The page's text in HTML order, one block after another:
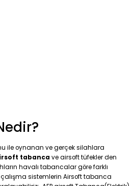
ile oynanan ve gerçek silahlara
tabanca ve airsoft tüfekler den
havalı tabancalar göre farklı
sistemlerin Airsoft tabanca